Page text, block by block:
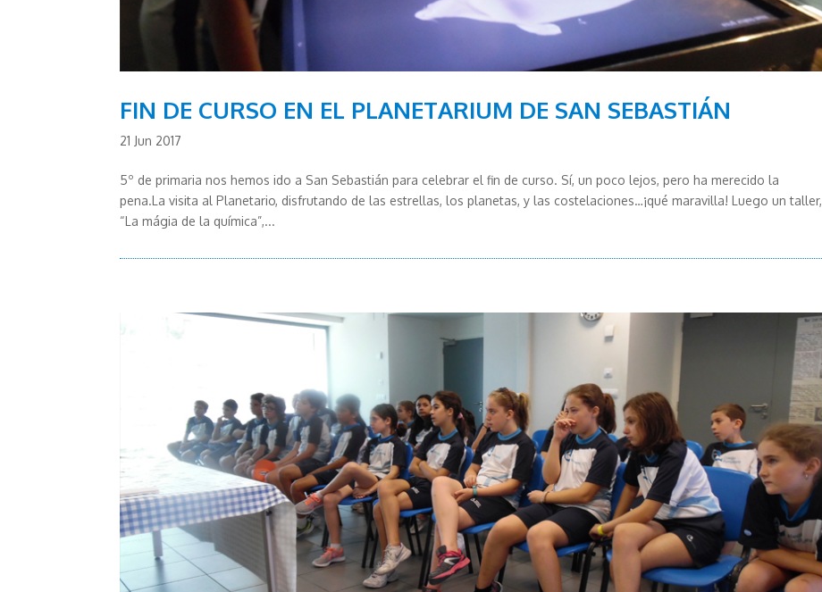
FIN DE CURSO EN EL PLANETARIUM DE SAN SEBASTIÁN
21 Jun 2017
5º de primaria nos hemos ido a San Sebastián para celebrar el fin de curso. Sí, un poco lejos, pero ha merecido la
pena.La visita al Planetario, disfrutando de las estrellas, los planetas, y las costelaciones…¡qué maravilla! Luego un taller,
“La mágia de la química”,...